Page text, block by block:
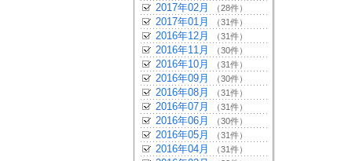
2017年02月 （28件）
2017年01月 （31件）
2016年12月 （31件）
2016年11月 （30件）
2016年10月 （31件）
2016年09月 （30件）
2016年08月 （31件）
2016年07月 （31件）
2016年06月 （30件）
2016年05月 （31件）
2016年04月 （31件）